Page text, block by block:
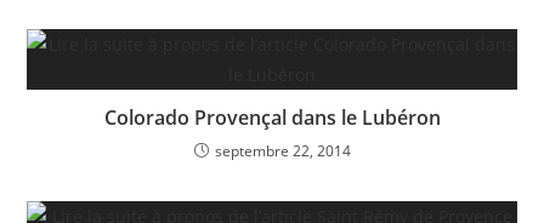
Colorado Provençal dans le Lubéron
septembre 22, 2014